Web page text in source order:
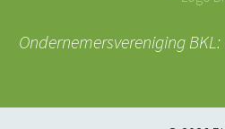
Ondernemersvereniging